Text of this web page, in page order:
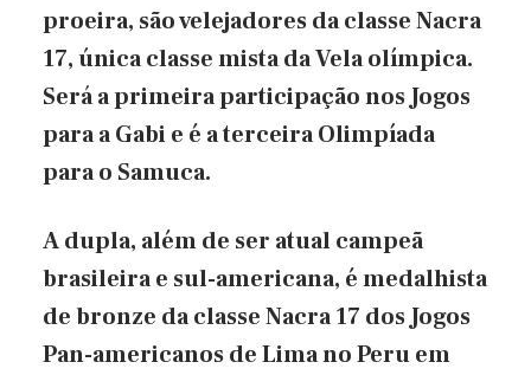
proeira, são velejadores da classe Nacra
17, única classe mista da Vela olímpica.
Será a primeira participação nos Jogos
para a Gabi e é a terceira Olimpíada
para o Samuca.
A dupla, além de ser atual campeã
brasileira e sul-americana, é medalhista
de bronze da classe Nacra 17 dos Jogos
Pan-americanos de Lima no Peru em